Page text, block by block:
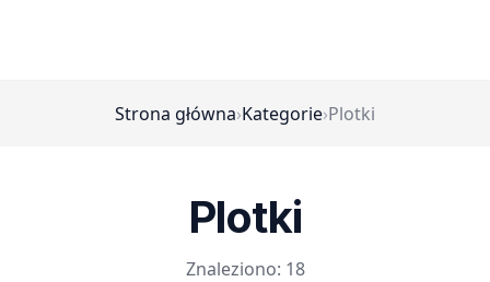
Strona główna›Kategorie›Plotki
Plotki
Znaleziono: 18